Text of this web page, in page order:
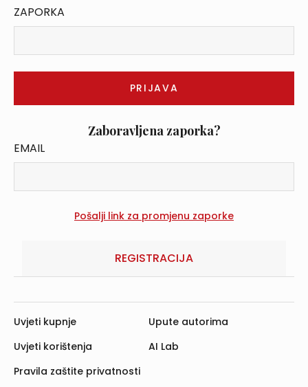
ZAPORKA
Zaboravljena zaporka?
EMAIL
REGISTRACIJA
Uvjeti kupnje
Uvjeti korištenja
Pravila zaštite privatnosti
Upute autorima
AI Lab